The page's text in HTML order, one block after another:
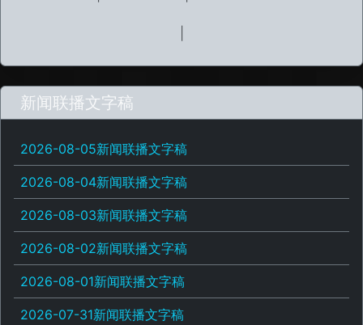
新闻联播文字稿
2026-08-05新闻联播文字稿
2026-08-04新闻联播文字稿
2026-08-03新闻联播文字稿
2026-08-02新闻联播文字稿
2026-08-01新闻联播文字稿
2026-07-31新闻联播文字稿